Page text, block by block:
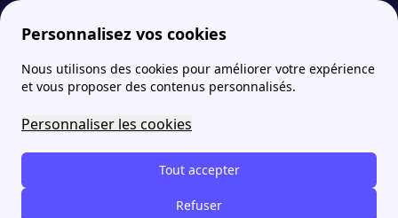
Personnalisez vos cookies
Nous utilisons des cookies pour améliorer votre expérience
et vous proposer des contenus personnalisés.
Personnaliser les cookies
Tout accepter
Refuser
papernest Etat des lieux État des lieux colocation vide ou meublé à télécharger [PDF/Word]
État des lieux colocation
vide ou meublé à
télécharger [PDF/Word]